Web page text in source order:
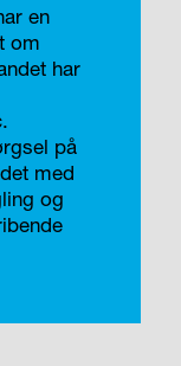
en
om
har
på
med
og